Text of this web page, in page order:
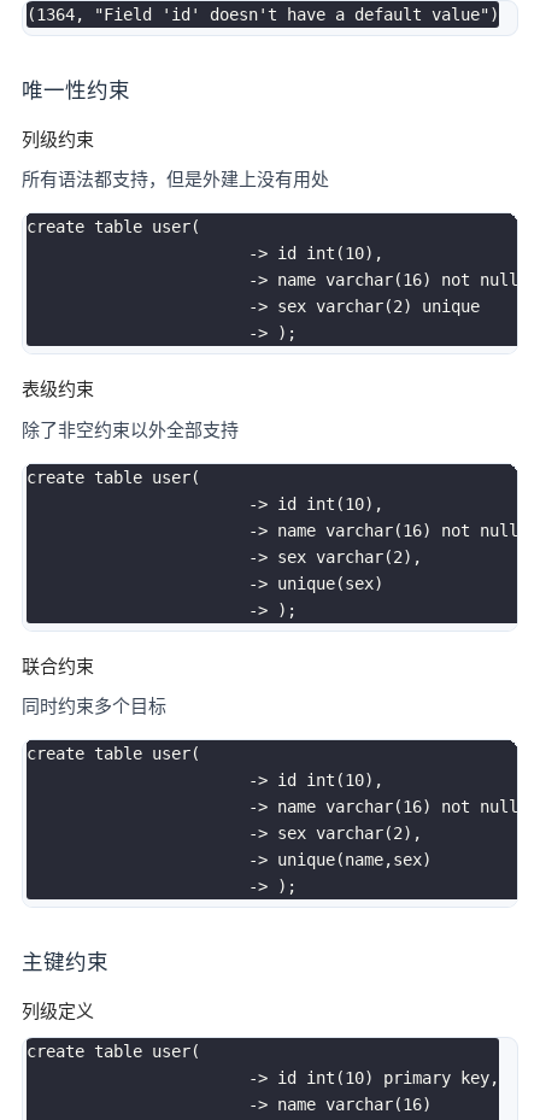
(1364, "Field 'id' doesn't have a default value")
唯一性约束
列级约束
所有语法都支持，但是外建上没有用处
create table user(
-> id int (10) ,
-> name varchar(16) not null
-> sex varchar(2)
unique
-> ) ;
表级约束
除了非空约束以外全部支持
create table user(
-> id int (10) ,
-> name varchar(16) not null
-> sex varchar(2) ,
-> unique(sex)
-> ) ;
联合约束
同时约束多个目标
create table user(
-> id int (10) ,
-> name varchar(16) not null
-> sex varchar(2) ,
-> unique(name,sex)
-> ) ;
主键约束
列级定义
create table user(
-> id int (10) primary key,
-> name varchar(16)